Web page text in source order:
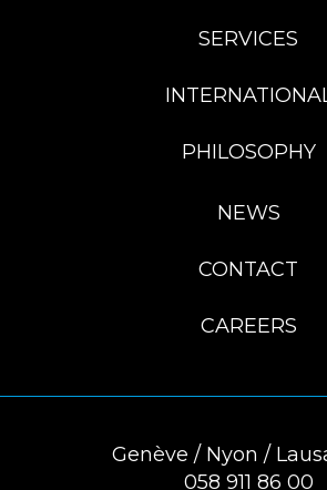
SERVICES
PHILOSOPHY
NEWS
CONTACT
CAREERS
Genève / Nyon /
058 911 86 00